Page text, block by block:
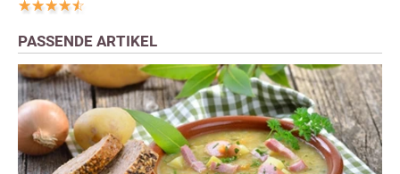
PASSENDE ARTIKEL